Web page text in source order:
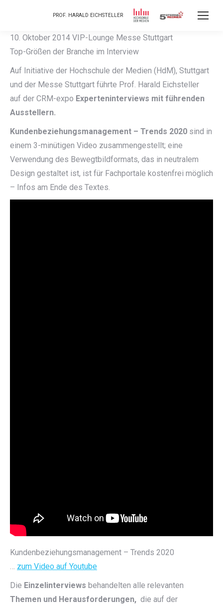
PROF. HARALD EICHSTELLER
10. Oktober 2014 VIP-Lounge Messe Stuttgart
Top-Größen der Branche im Interview
Auf Initiative der Hochschule der Medien (HdM), Stuttgart
und der Messe Stuttgart führte Prof. Harald Eichsteller
auf der CRM-expo Experteninterviews mit führenden
Ausstellern.
Kundenbeziehungsmanagement – Trends 2020 sind in
einem 3-minütigen Video zusammengestellt; eine
Verwendung des Bewegtbildformats, das in neutralem
Design gestaltet ist, ist für Fachportale kostenfrei möglich
– Infos am Ende des Textes.
Kundenbeziehungsmanagement – Trends 2020
… zum Video auf Youtube
Die Einzelinterviews behandelten alle relevanten
Themen und Herausforderungen, die auf der